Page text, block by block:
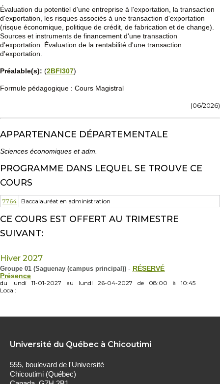
Évaluation du potentiel d'une entreprise à l'exportation, la transaction
d'exportation, les risques associés à une transaction d'exportation
(risque économique, politique de crédit, de fabrication et de change).
Sources et instruments de financement d'une transaction
d'exportation. Évaluation de la rentabilité d'une transaction
d'exportation.
Préalable(s): (2BFI307)
Formule pédagogique : Cours Magistral
(06/2026)
APPARTENANCE DÉPARTEMENTALE
Sciences économiques et adm.
PROGRAMME DANS LEQUEL SE TROUVE CE
COURS
7764 Baccalauréat en administration
CE COURS EST OFFERT AU TRIMESTRE
SUIVANT:
Hiver 2027
Groupe 01 (Saguenay (campus principal)) - RÉSERVÉ
Présence
du
lundi 11-01-2027 au lundi 26-04-2027 de 08:00 à
10:45
Local:
Université du Québec à Chicoutimi
555, boulevard de l'Université
Chicoutimi (Québec)